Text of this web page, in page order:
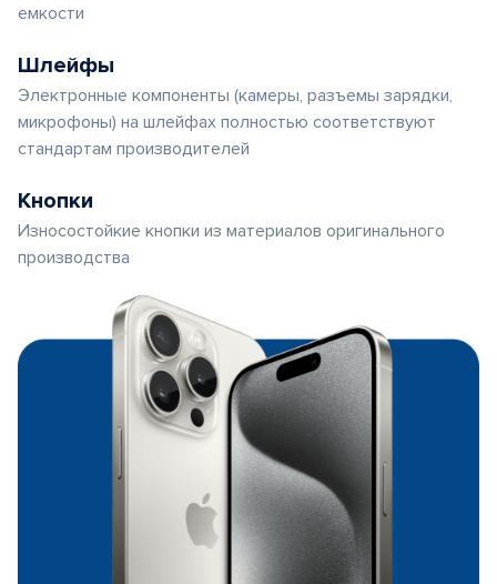
емкости
Шлейфы
Электронные компоненты (камеры, разъемы зарядки,
микрофоны) на шлейфах полностью соответствуют
стандартам производителей
Кнопки
Износостойкие кнопки из материалов оригинального
производства